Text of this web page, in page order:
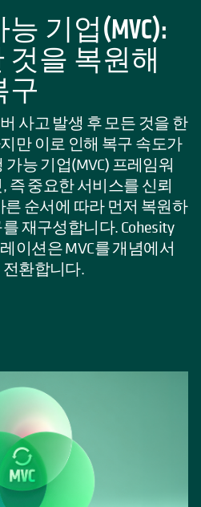
기업(MVC):
을 복원해
구
사고 발생 후 모든 것을 한
만 이로 인해 복구 속도가
능 기업(MVC) 프레임워
즉 중요한 서비스를 신뢰
순서에 따라 먼저 복원하
재구성합니다. Cohesity
이션은 MVC를 개념에서
환합니다.